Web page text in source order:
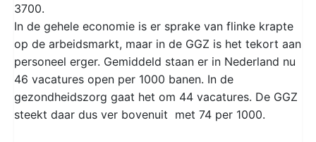
3700.
In de gehele economie is er sprake van flinke krapte
op de arbeidsmarkt, maar in de GGZ is het tekort aan
personeel erger. Gemiddeld staan er in Nederland nu
46 vacatures open per 1000 banen. In de
gezondheidszorg gaat het om 44 vacatures. De GGZ
steekt daar dus ver bovenuit met 74 per 1000.